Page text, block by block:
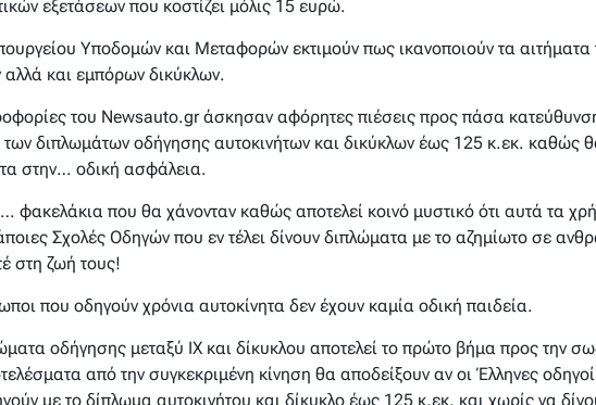
εξετάσεων που κοστίζει μόλις 15 ευρώ.
Υποδομών και Μεταφορών εκτιμούν πως ικανοποιούν τα αιτήματα
και εμπόρων δικύκλων.
του Newsauto.gr άσκησαν αφόρητες πιέσεις προς πάσα
των διπλωμάτων οδήγησης αυτοκινήτων και δικύκλων έως 125 κ.εκ. καθώς
στην… οδική ασφάλεια.
φακελάκια που θα χάνονταν καθώς αποτελεί κοινό μυστικό ότι αυτά τα
Σχολές Οδηγών που εν τέλει δίνουν διπλώματα με το αζημίωτο σε
στη ζωή τους!
που οδηγούν χρόνια αυτοκίνητα δεν έχουν καμία οδική παιδεία.
οδήγησης μεταξύ ΙΧ και δίκυκλου αποτελεί το πρώτο βήμα προς την
από την συγκεκριμένη κίνηση θα αποδείξουν αν οι Έλληνες
με το δίπλωμα αυτοκινήτου και δίκυκλο έως 125 κ.εκ. και χωρίς να